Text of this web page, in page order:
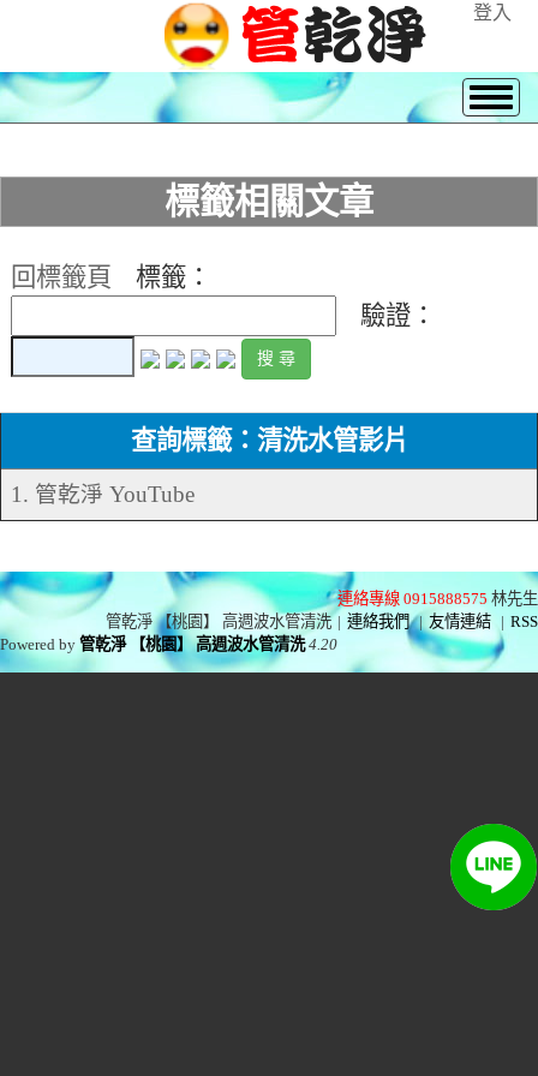
登入
標籤相關文章
回標籤頁
標籤：
驗證：
查詢標籤：清洗水管影片
1. 管乾淨 YouTube
連絡專線 0915888575 林先生
管乾淨 【桃園】 高週波水管清洗 | 連絡我們 | 友情連結 | RSS
Powered by管乾淨 【桃園】 高週波水管清洗 4.20